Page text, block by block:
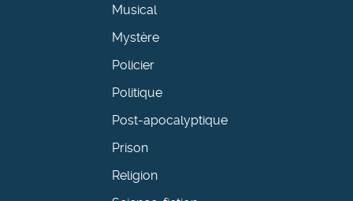
Musical
Mystère
Policier
Politique
Post-apocalyptique
Prison
Religion